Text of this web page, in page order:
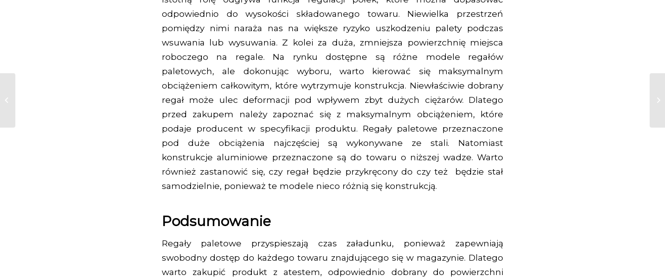
odpowiednio do wysokości składowanego towaru. Niewielka przestrzeń
pomiędzy nimi naraża nas na większe ryzyko uszkodzeniu palety podczas
wsuwania lub wysuwania. Z kolei za duża, zmniejsza powierzchnię miejsca
roboczego na regale. Na rynku dostępne są różne modele regałów
paletowych, ale dokonując wyboru, warto kierować się maksymalnym
obciążeniem całkowitym, które wytrzymuje konstrukcja. Niewłaściwie dobrany
regał może ulec deformacji pod wpływem zbyt dużych ciężarów. Dlatego
przed zakupem należy zapoznać się z maksymalnym obciążeniem, które
podaje producent w specyfikacji produktu. Regały paletowe przeznaczone
pod duże obciążenia najczęściej są wykonywane ze stali. Natomiast
konstrukcje aluminiowe przeznaczone są do towaru o niższej wadze. Warto
również zastanowić się, czy regał będzie przykręcony do czy też będzie stał
samodzielnie, ponieważ te modele nieco różnią się konstrukcją.
Podsumowanie
Regały paletowe przyspieszają czas załadunku, ponieważ zapewniają
swobodny dostęp do każdego towaru znajdującego się w magazynie. Dlatego
warto zakupić produkt z atestem, odpowiednio dobrany do powierzchni